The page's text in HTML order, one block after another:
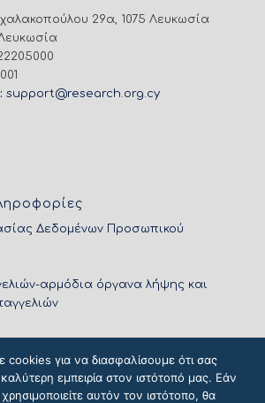
29α, 1075 Λευκωσία
support@research.org.cy
Δεδομένων Προσωπικού
αρμόδια όργανα λήψης και
cookies για να διασφαλίσουμε ότι σας
εμπειρία στον ιστότοπό μας. Εάν
αυτόν τον ιστότοπο, θα